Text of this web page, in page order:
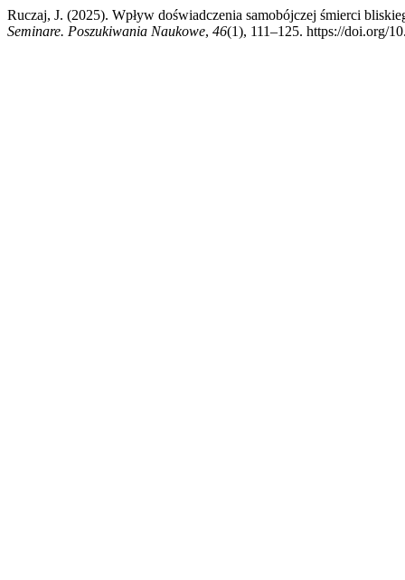
Ruczaj, J. (2025). Wpływ doświadczenia samobójczej śmierci
Seminare. Poszukiwania Naukowe, 46(1), 111–125. https://doi.org/